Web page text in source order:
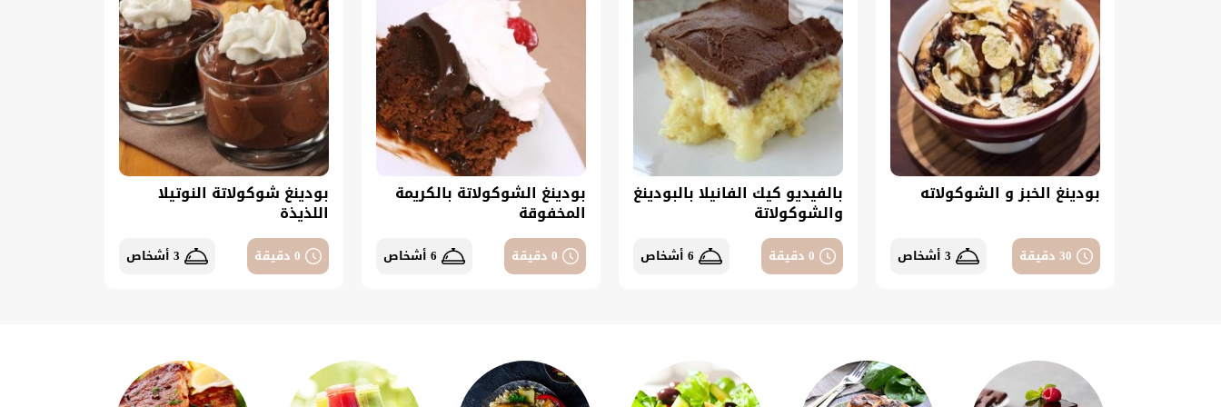
بودينغ الخبز و الشوكولاته
30 دقيقة 3 أشخاص
بالفيديو كيك الفانيلا بالبودينغ
والشوكولاتة
0 دقيقة 6 أشخاص
بودينغ الشوكولاتة بالكريمة
المخفوقة
0 دقيقة 6 أشخاص
بودينغ شوكولاتة النوتيلا
اللذيذة
0 دقيقة 3 أشخاص